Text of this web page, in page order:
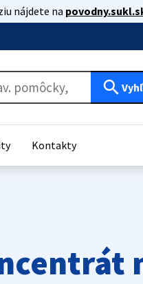
nájdete na
search
Kontakty